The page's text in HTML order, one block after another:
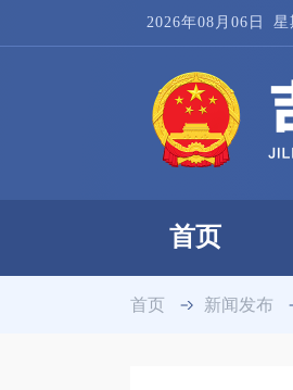
2026年08月06日 星
首页
首页 新闻发布